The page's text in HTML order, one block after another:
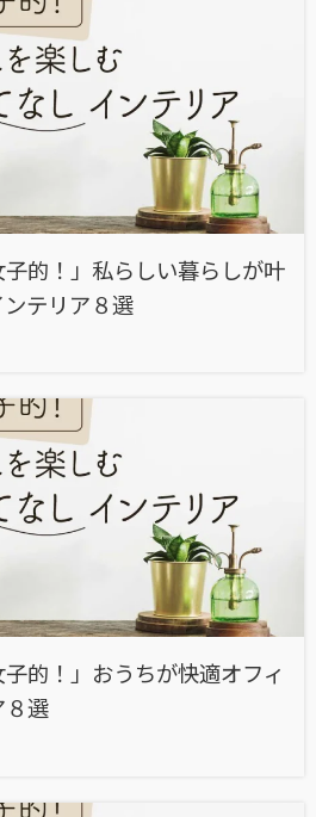
子的！」私らしい暮らしが叶
テリア８選
子的！」おうちが快適オフィ
８選